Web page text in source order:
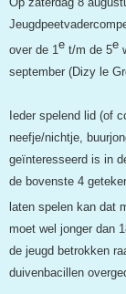
over de 1e t/m de 5e
september (Dizy le
Ieder spelend lid (of
neefje/nichtje,
geïnteresseerd is in
de bovenste 4
laten spelen kan dat
moet wel jonger dan
de jeugd betrokken
duivenbacillen